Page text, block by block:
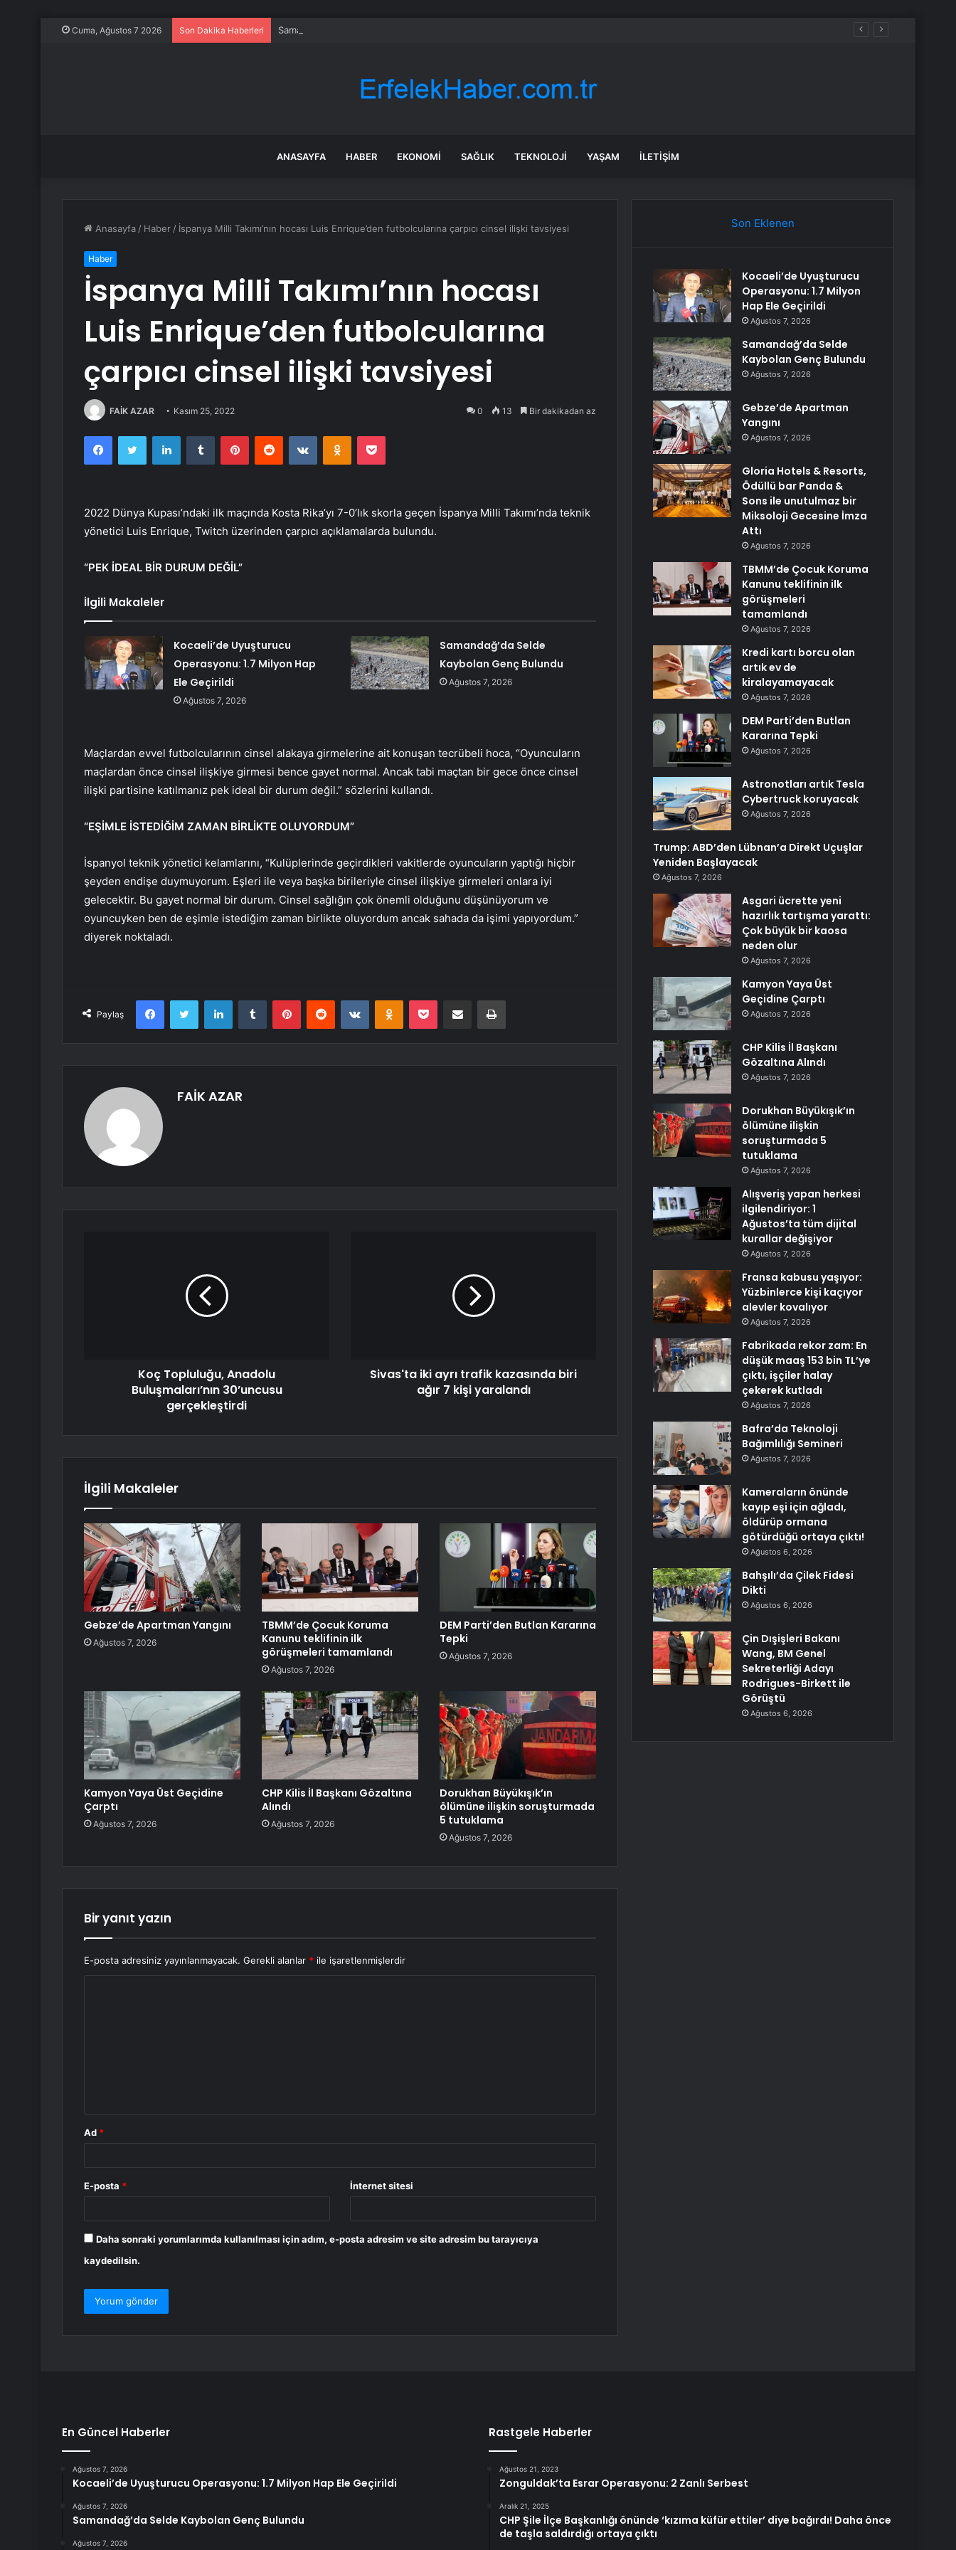
Cuma, Ağustos 7 2026 Son Dakika Haberleri Samandağ’da Selde Kaybolan Genç Bulundu
ANASAYFA HABER EKONOMI SAĞLIK TEKNOLOJI YAŞAM İLETIŞIM
Anasayfa / Haber / İspanya Milli Takımı’nın hocası Luis Enrique’den futbolcularına çarpıcı cinsel ilişki tavsiyesi
Haber
İspanya Milli Takımı’nın hocası
Luis Enrique’den futbolcularına
çarpıcı cinsel ilişki tavsiyesi
FAİK AZAR Kasım 25, 2022 0 13 Bir dakikadan az
FacebookTwitter LinkedInTumblr PinterestReddit VKontakteOdnoklassniki
Pocket
2022 Dünya Kupası’ndaki ilk maçında Kosta Rika’yı 7-0’lık skorla geçen İspanya Milli Takımı’nda teknik
yönetici Luis Enrique, Twitch üzerinden çarpıcı açıklamalarda bulundu.
“PEK İDEAL BİR DURUM DEĞİL”
İlgili Makaleler
Kocaeli’de Uyuşturucu
Operasyonu: 1.7 Milyon Hap
Ele Geçirildi
Ağustos 7, 2026
Samandağ’da Selde
Kaybolan Genç Bulundu
Ağustos 7, 2026
Maçlardan evvel futbolcularının cinsel alakaya girmelerine ait konuşan tecrübeli hoca, “Oyuncuların
maçlardan önce cinsel ilişkiye girmesi bence gayet normal. Ancak tabi maçtan bir gece önce cinsel
ilişki partisine katılmanız pek ideal bir durum değil.” sözlerini kullandı.
“EŞİMLE İSTEDİĞİM ZAMAN BİRLİKTE OLUYORDUM”
İspanyol teknik yönetici kelamlarını, “Kulüplerinde geçirdikleri vakitlerde oyuncuların yaptığı hiçbir
şeyden endişe duymuyorum. Eşleri ile veya başka birileriyle cinsel ilişkiye girmeleri onlara iyi
gelecektir. Bu gayet normal bir durum. Cinsel sağlığın çok önemli olduğunu düşünüyorum ve
oyuncuyken ben de eşimle istediğim zaman birlikte oluyordum ancak sahada da işimi yapıyordum.”
diyerek noktaladı.
Paylaş
FacebookTwitter LinkedInTumblr PinterestReddit VKontakteOdnoklassniki
Pocket E-Posta ile paylaş Yazdır
FAİK AZAR
Koç Topluluğu, Anadolu
Buluşmaları’nın 30’uncusu
gerçekleştirdi
Sivas'ta iki ayrı trafik kazasında biri
ağır 7 kişi yaralandı
İlgili Makaleler
Gebze’de Apartman Yangını
Ağustos 7, 2026
TBMM’de Çocuk Koruma
Kanunu teklifinin ilk
görüşmeleri tamamlandı
Ağustos 7, 2026
DEM Parti’den Butlan Kararına
Tepki
Ağustos 7, 2026
Kamyon Yaya Üst Geçidine
Çarptı
Ağustos 7, 2026
CHP Kilis İl Başkanı Gözaltına
Alındı
Ağustos 7, 2026
Dorukhan Büyükışık’ın
ölümüne ilişkin soruşturmada
5 tutuklama
Ağustos 7, 2026
Bir yanıt yazın
E-posta adresiniz yayınlanmayacak. Gerekli alanlar * ile işaretlenmişlerdir
Ad *
E-posta * İnternet sitesi
Daha sonraki yorumlarımda kullanılması için adım, e-posta adresim ve site adresim bu tarayıcıya
kaydedilsin.
Son Eklenen
Kocaeli’de Uyuşturucu
Operasyonu: 1.7 Milyon
Hap Ele Geçirildi
Ağustos 7, 2026
Samandağ’da Selde
Kaybolan Genç Bulundu
Ağustos 7, 2026
Gebze’de Apartman
Yangını
Ağustos 7, 2026
Gloria Hotels & Resorts,
Ödüllü bar Panda &
Sons ile unutulmaz bir
Miksoloji Gecesine İmza
Attı
Ağustos 7, 2026
TBMM’de Çocuk Koruma
Kanunu teklifinin ilk
görüşmeleri
tamamlandı
Ağustos 7, 2026
Kredi kartı borcu olan
artık ev de
kiralayamayacak
Ağustos 7, 2026
DEM Parti’den Butlan
Kararına Tepki
Ağustos 7, 2026
Astronotları artık Tesla
Cybertruck koruyacak
Ağustos 7, 2026
Trump: ABD’den Lübnan’a Direkt Uçuşlar
Yeniden Başlayacak
Ağustos 7, 2026
Asgari ücrette yeni
hazırlık tartışma yarattı:
Çok büyük bir kaosa
neden olur
Ağustos 7, 2026
Kamyon Yaya Üst
Geçidine Çarptı
Ağustos 7, 2026
CHP Kilis İl Başkanı
Gözaltına Alındı
Ağustos 7, 2026
Dorukhan Büyükışık’ın
ölümüne ilişkin
soruşturmada 5
tutuklama
Ağustos 7, 2026
Alışveriş yapan herkesi
ilgilendiriyor: 1
Ağustos’ta tüm dijital
kurallar değişiyor
Ağustos 7, 2026
Fransa kabusu yaşıyor:
Yüzbinlerce kişi kaçıyor
alevler kovalıyor
Ağustos 7, 2026
Fabrikada rekor zam: En
düşük maaş 153 bin TL’ye
çıktı, işçiler halay
çekerek kutladı
Ağustos 7, 2026
Bafra’da Teknoloji
Bağımlılığı Semineri
Ağustos 7, 2026
Kameraların önünde
kayıp eşi için ağladı,
öldürüp ormana
götürdüğü ortaya çıktı!
Ağustos 6, 2026
Bahşılı’da Çilek Fidesi
Dikti
Ağustos 6, 2026
Çin Dışişleri Bakanı
Wang, BM Genel
Sekreterliği Adayı
Rodrigues-Birkett ile
Görüştü
Ağustos 6, 2026
En Güncel Haberler
Ağustos 7, 2026
Kocaeli’de Uyuşturucu Operasyonu: 1.7 Milyon Hap Ele Geçirildi
Ağustos 7, 2026
Samandağ’da Selde Kaybolan Genç Bulundu
Ağustos 7, 2026
Rastgele Haberler
Ağustos 21, 2023
Zonguldak’ta Esrar Operasyonu: 2 Zanlı Serbest
Aralık 21, 2025
CHP Şile İlçe Başkanlığı önünde ‘kızıma küfür ettiler’ diye bağırdı! Daha önce
de taşla saldırdığı ortaya çıktı